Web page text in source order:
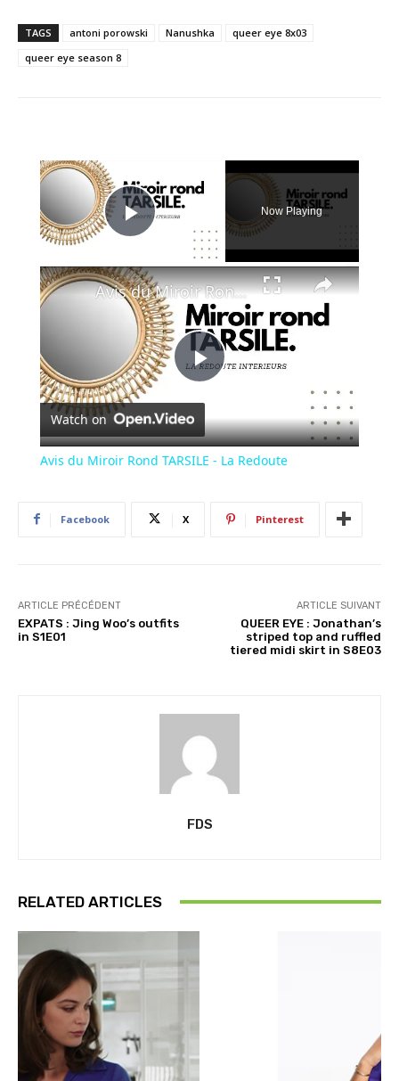
r
g
e
…
TAGS antoni porowski Nanushka
queer eye 8x03
queer eye season 8
Play Video
Now Playing
×
Play
Video
Avis du Miroir Rond TARSILE - La Redoute
Watch on
Avis du Miroir Rond TARSILE - La Redoute
Facebook X Pinterest
ARTICLE PRÉCÉDENT
EXPATS : Jing Woo’s outfits
in S1E01
ARTICLE SUIVANT
QUEER EYE : Jonathan’s
striped top and ruffled
tiered midi skirt in S8E03
FDS
RELATED ARTICLES